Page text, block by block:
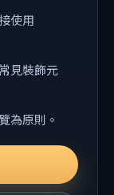
使用
見裝飾元
為原則。